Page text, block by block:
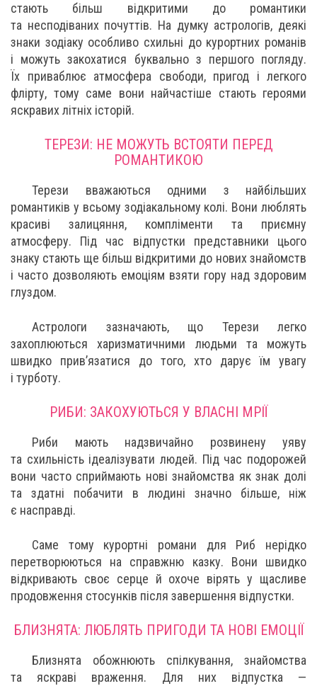
стають більш відкритими до романтики
та несподіваних почуттів. На думку астрологів, деякі
знаки зодіаку особливо схильні до курортних романів
і можуть закохатися буквально з першого погляду.
Їх приваблює атмосфера свободи, пригод і легкого
флірту, тому саме вони найчастіше стають героями
яскравих літніх історій.
ТЕРЕЗИ: НЕ МОЖУТЬ ВСТОЯТИ ПЕРЕД
РОМАНТИКОЮ
Терези вважаються одними з найбільших
романтиків у всьому зодіакальному колі. Вони люблять
красиві залицяння, компліменти та приємну
атмосферу. Під час відпустки представники цього
знаку стають ще більш відкритими до нових знайомств
і часто дозволяють емоціям взяти гору над здоровим
глуздом.
Астрологи зазначають, що Терези легко
захоплюються харизматичними людьми та можуть
швидко прив’язатися до того, хто дарує їм увагу
і турботу.
РИБИ: ЗАКОХУЮТЬСЯ У ВЛАСНІ МРІЇ
Риби мають надзвичайно розвинену уяву
та схильність ідеалізувати людей. Під час подорожей
вони часто сприймають нові знайомства як знак долі
та здатні побачити в людині значно більше, ніж
є насправді.
Саме тому курортні романи для Риб нерідко
перетворюються на справжню казку. Вони швидко
відкривають своє серце й охоче вірять у щасливе
продовження стосунків після завершення відпустки.
БЛИЗНЯТА: ЛЮБЛЯТЬ ПРИГОДИ ТА НОВІ ЕМОЦІЇ
Близнята обожнюють спілкування, знайомства
та яскраві враження. Для них відпустка —